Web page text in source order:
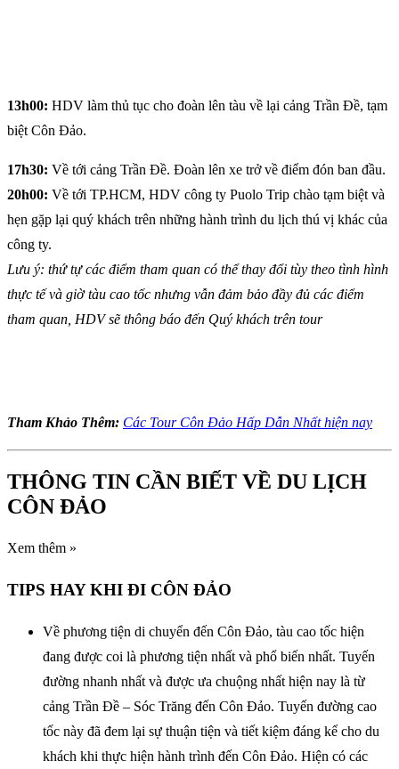
13h00: HDV làm thủ tục cho đoàn lên tàu về lại cảng Trần Đề, tạm
biệt Côn Đảo.
17h30: Về tới cảng Trần Đề. Đoàn lên xe trở về điểm đón ban đầu.
20h00: Về tới TP.HCM, HDV công ty Puolo Trip chào tạm biệt và
hẹn gặp lại quý khách trên những hành trình du lịch thú vị khác của
công ty.
Lưu ý: thứ tự các điểm tham quan có thể thay đổi tùy theo tình hình
thực tế và giờ tàu cao tốc nhưng vẫn đảm bảo đầy đủ các điểm
tham quan, HDV sẽ thông báo đến Quý khách trên tour
Tham Khảo Thêm: Các Tour Côn Đảo Hấp Dẫn Nhất hiện nay
THÔNG TIN CẦN BIẾT VỀ DU LỊCH
CÔN ĐẢO
Xem thêm »
TIPS HAY KHI ĐI CÔN ĐẢO
Về phương tiện di chuyển đến Côn Đảo, tàu cao tốc hiện
đang được coi là phương tiện nhất và phổ biến nhất. Tuyến
đường nhanh nhất và được ưa chuộng nhất hiện nay là từ
cảng Trần Đề – Sóc Trăng đến Côn Đảo. Tuyến đường cao
tốc này đã đem lại sự thuận tiện và tiết kiệm đáng kể cho du
khách khi thực hiện hành trình đến Côn Đảo. Hiện có các